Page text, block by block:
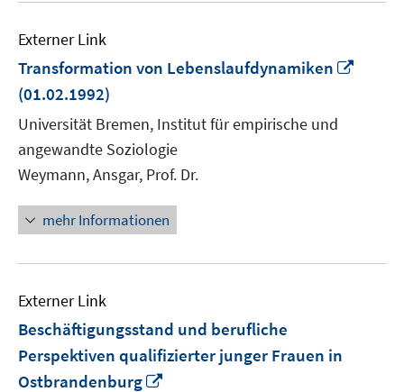
Externer Link
Transformation von Lebenslaufdynamiken
(01.02.1992)
Universität Bremen, Institut für empirische und
angewandte Soziologie
Weymann, Ansgar, Prof. Dr.
mehr Informationen
Externer Link
Beschäftigungsstand und berufliche
Perspektiven qualifizierter junger Frauen in
Ostbrandenburg